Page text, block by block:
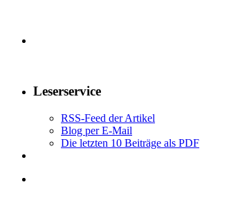
Leserservice
RSS-Feed der Artikel
Blog per E-Mail
Die letzten 10 Beiträge als PDF